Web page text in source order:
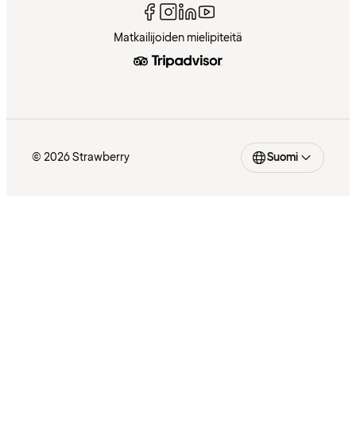
Matkailijoiden mielipiteitä
© 2026 Strawberry Suomi